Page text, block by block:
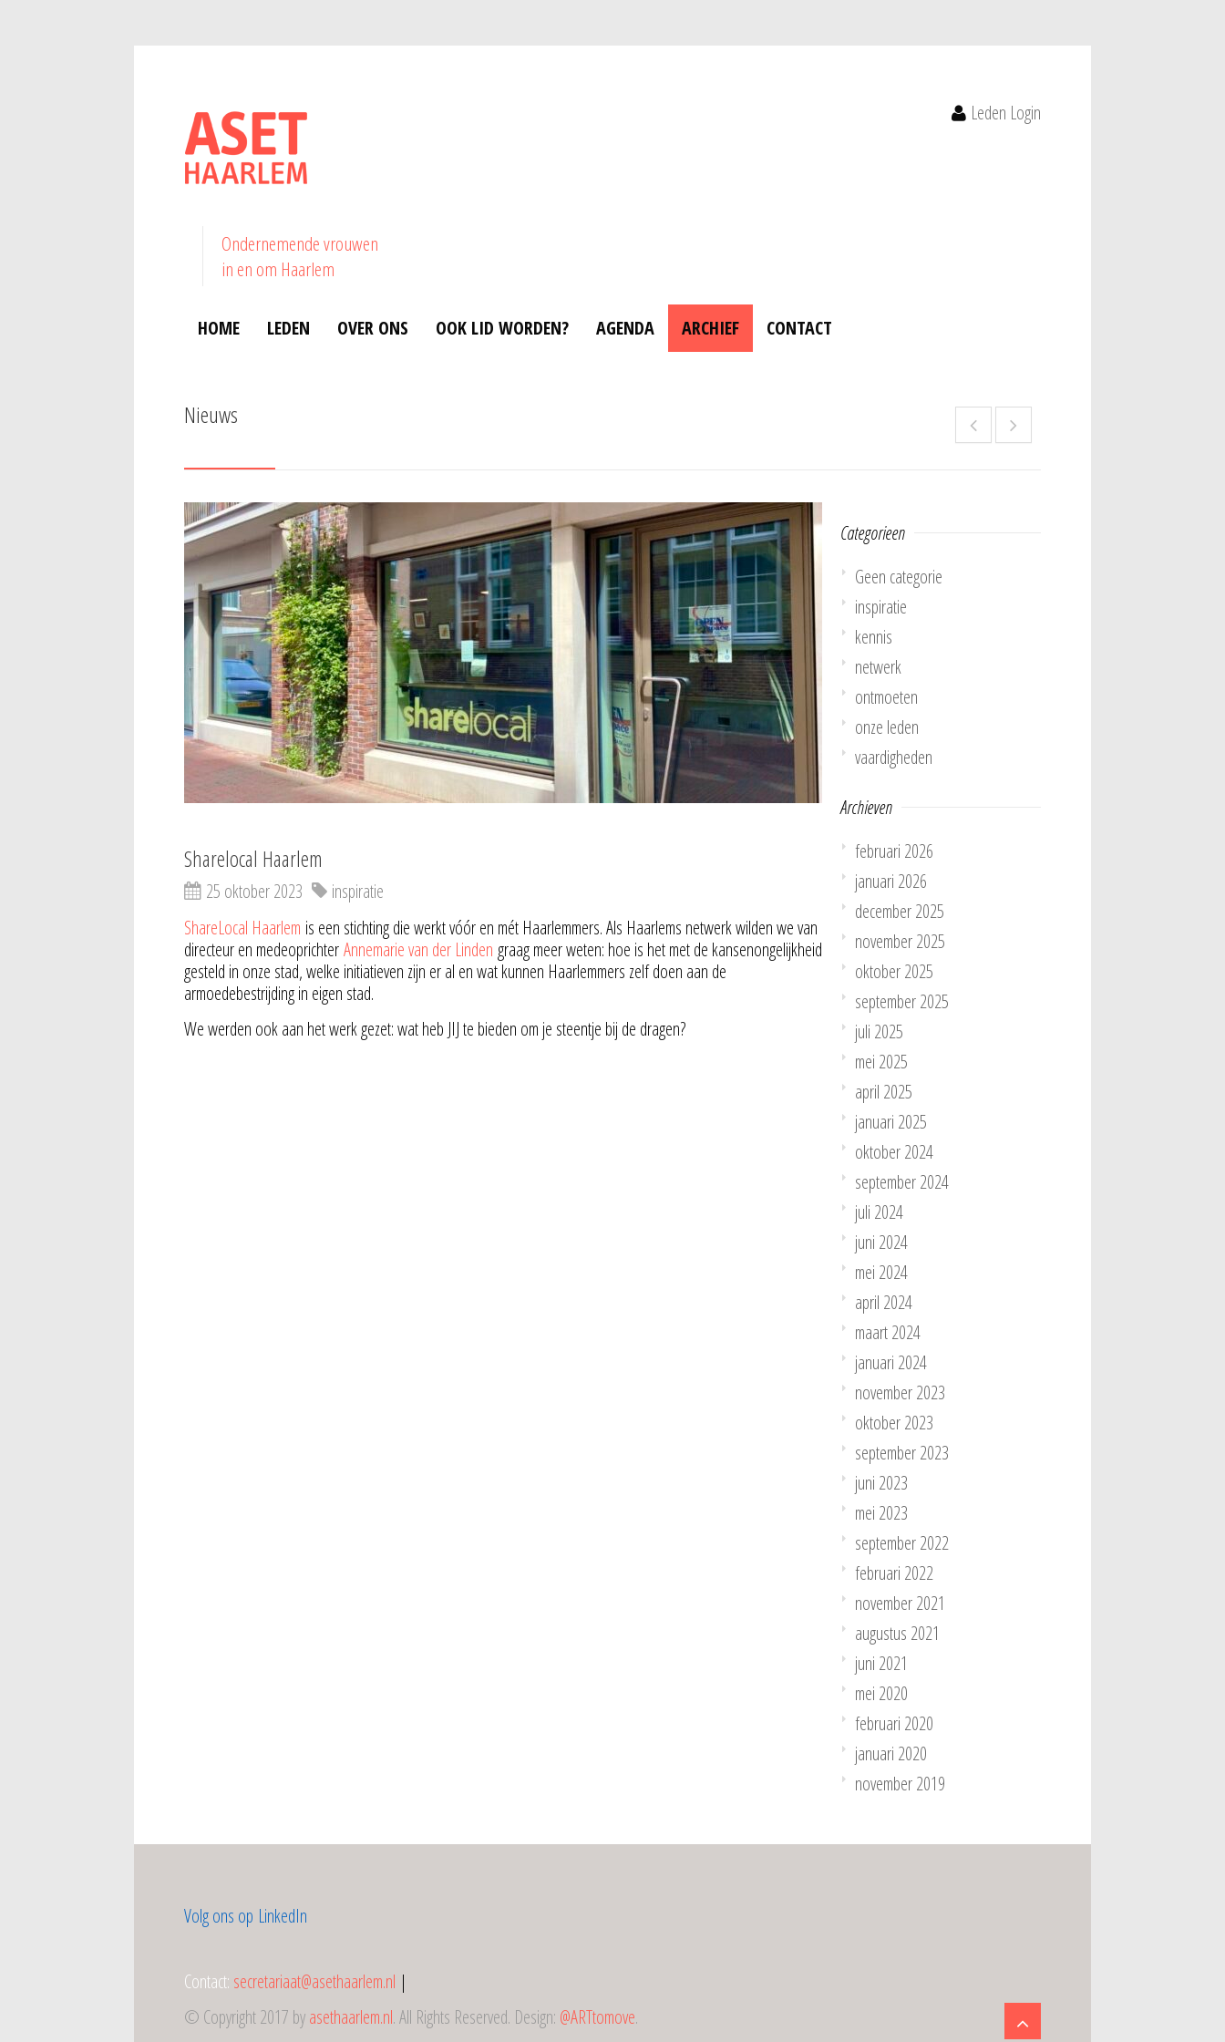
Ondernemende vrouwen
in en om Haarlem
Leden Login
HOME LEDEN OVER ONS OOK LID WORDEN? AGENDA ARCHIEF CONTACT
Nieuws
Sharelocal Haarlem
25 oktober 2023
inspiratie
ShareLocal Haarlem is een stichting die werkt vóór en mét Haarlemmers. Als Haarlems netwerk wilden we van
directeur en medeoprichterAnnemarie van der Linden graag meer weten: hoe is het met de kansenongelijkheid
gesteld in onze stad, welke initiatieven zijn er al en wat kunnen Haarlemmers zelf doen aan de
armoedebestrijding in eigen stad.
We werden ook aan het werk gezet: wat heb JIJ te bieden om je steentje bij de dragen?
Categorieen
Geen categorie
inspiratie
kennis
netwerk
ontmoeten
onze leden
vaardigheden
Archieven
februari 2026
januari 2026
december 2025
november 2025
oktober 2025
september 2025
juli 2025
mei 2025
april 2025
januari 2025
oktober 2024
september 2024
juli 2024
juni 2024
mei 2024
april 2024
maart 2024
januari 2024
november 2023
oktober 2023
september 2023
juni 2023
mei 2023
september 2022
februari 2022
november 2021
augustus 2021
juni 2021
mei 2020
februari 2020
januari 2020
november 2019
Volg ons op LinkedIn
Contact: secretariaat@asethaarlem.nl |
© Copyright 2017 byasethaarlem.nl. All Rights Reserved. Design: @ARTtomove.